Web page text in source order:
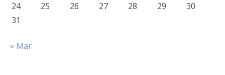
24
25 26 27 28 29
30
31
« Mar